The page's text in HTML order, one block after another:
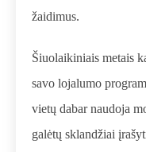
žaidimus.
Šiuolaikiniais metais
savo lojalumo
vietų dabar naudoja
galėtų sklandžiai